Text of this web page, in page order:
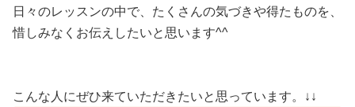
日々のレッスンの中で、たくさんの気づきや得たものを、
惜しみなくお伝えしたいと思います^^
こんな人にぜひ来ていただきたいと思っています。↓↓